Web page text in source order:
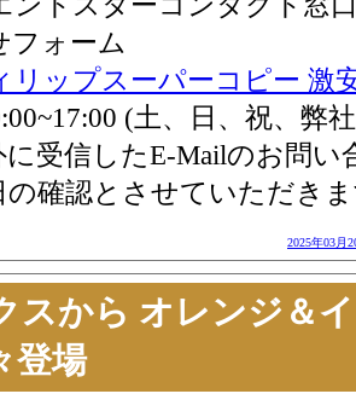
フォーム
リップスーパーコピー 激
(土、日、祝、弊
受信したE-Mailのお問い
の確認とさせていただき
2025年03月
スから オレンジ＆
登場